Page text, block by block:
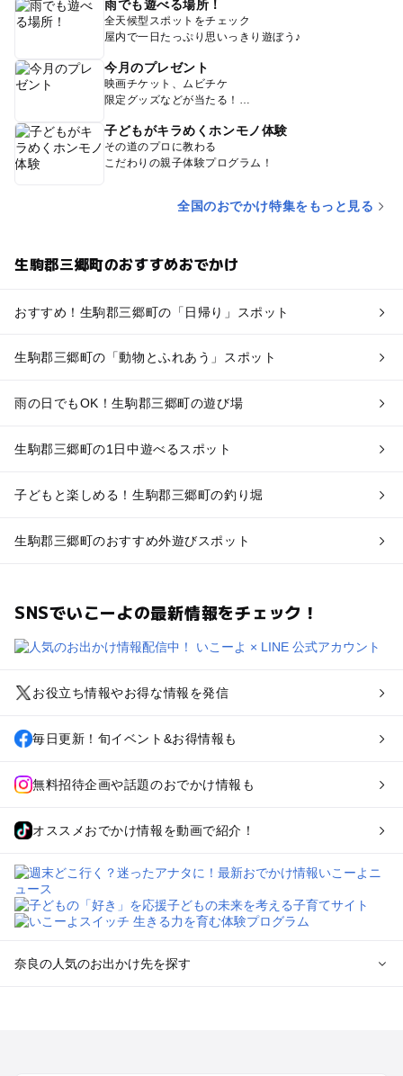
雨でも遊べる場所！
全天候型スポットをチェック
屋内で一日たっぷり思いっきり遊ぼう♪
今月のプレゼント
映画チケット、ムビチケ
限定グッズなどが当たる！
子どもがキラめくホンモノ体験
その道のプロに教わる
こだわりの親子体験プログラム！
全国のおでかけ特集をもっと見る
生駒郡三郷町のおすすめおでかけ
おすすめ！生駒郡三郷町の「日帰り」スポット
生駒郡三郷町の「動物とふれあう」スポット
雨の日でもOK！生駒郡三郷町の遊び場
生駒郡三郷町の1日中遊べるスポット
子どもと楽しめる！生駒郡三郷町の釣り堀
生駒郡三郷町のおすすめ外遊びスポット
SNSでいこーよの最新情報をチェック！
お役立ち情報やお得な情報を発信
毎日更新！旬イベント&お得情報も
無料招待企画や話題のおでかけ情報も
オススメおでかけ情報を動画で紹介！
奈良の人気のお出かけ先を探す